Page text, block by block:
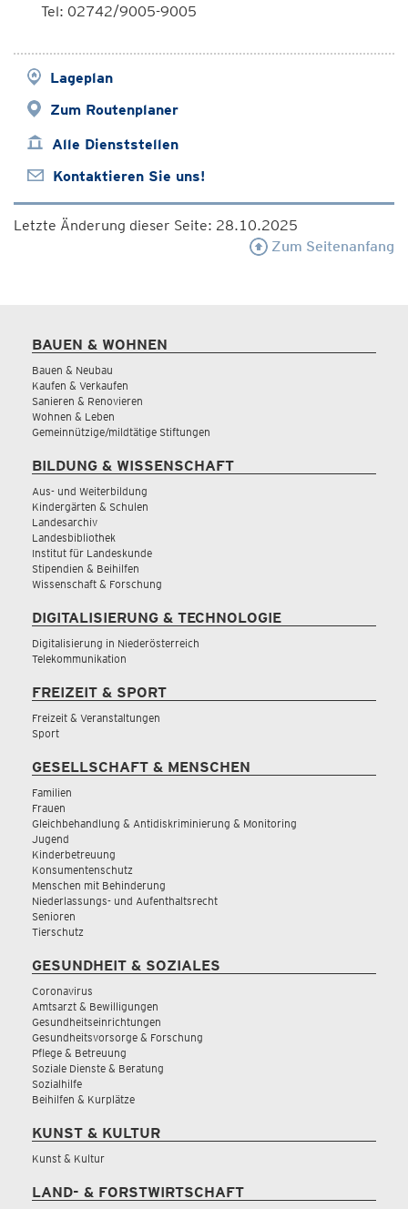
Tel: 02742/9005-9005
Lageplan
Zum Routenplaner
Alle Dienststellen
Kontaktieren Sie uns!
Letzte Änderung dieser Seite: 28.10.2025
Zum Seitenanfang
BAUEN & WOHNEN
Bauen & Neubau
Kaufen & Verkaufen
Sanieren & Renovieren
Wohnen & Leben
Gemeinnützige/mildtätige Stiftungen
BILDUNG & WISSENSCHAFT
Aus- und Weiterbildung
Kindergärten & Schulen
Landesarchiv
Landesbibliothek
Institut für Landeskunde
Stipendien & Beihilfen
Wissenschaft & Forschung
DIGITALISIERUNG & TECHNOLOGIE
Digitalisierung in Niederösterreich
Telekommunikation
FREIZEIT & SPORT
Freizeit & Veranstaltungen
Sport
GESELLSCHAFT & MENSCHEN
Familien
Frauen
Gleichbehandlung & Antidiskriminierung & Monitoring
Jugend
Kinderbetreuung
Konsumentenschutz
Menschen mit Behinderung
Niederlassungs- und Aufenthaltsrecht
Senioren
Tierschutz
GESUNDHEIT & SOZIALES
Coronavirus
Amtsarzt & Bewilligungen
Gesundheitseinrichtungen
Gesundheitsvorsorge & Forschung
Pflege & Betreuung
Soziale Dienste & Beratung
Sozialhilfe
Beihilfen & Kurplätze
KUNST & KULTUR
Kunst & Kultur
LAND- & FORSTWIRTSCHAFT